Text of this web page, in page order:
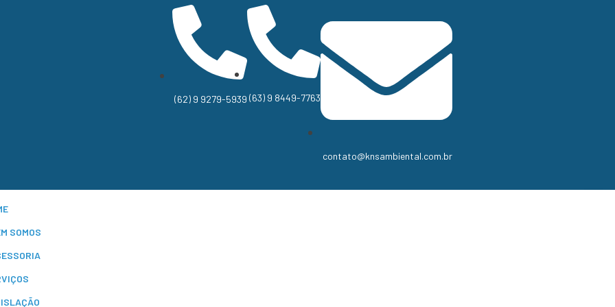
(62) 9 9279-5939 (63) 9 8449-7763
contato@knsambiental.com.br
SOMOS